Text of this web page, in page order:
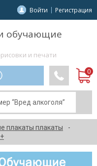
Войти Регистрация
обучающие
и печати
плакаты плакаты